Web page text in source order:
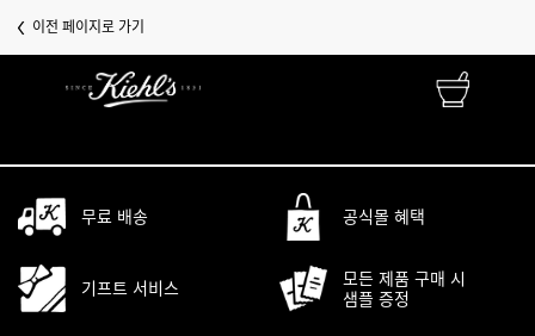
이전 페이지로 가기
무료 배송 공식몰 혜택
기프트 서비스
모든 제품 구매 시
샘플 증정